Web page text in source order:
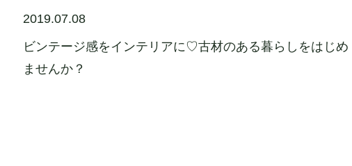
2019.07.08
ビンテージ感をインテリアに♡古材のある暮らしをはじめ
ませんか？